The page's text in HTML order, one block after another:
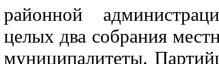
районной
целых два собрания
муниципалитеты.